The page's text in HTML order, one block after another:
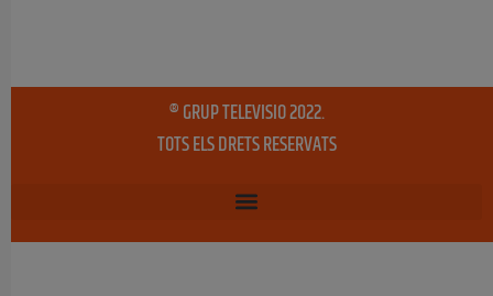
® GRUP TELEVISIO 2022.
TOTS ELS DRETS RESERVATS